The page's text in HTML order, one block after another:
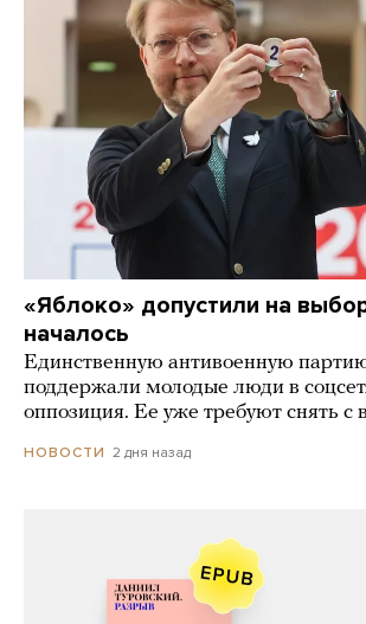
«Яблоко» допустили на
началось
Единственную антивоенную
поддержали молодые люди в
оппозиция. Ее уже требуют снять с
НОВОСТИ 2 дня назад